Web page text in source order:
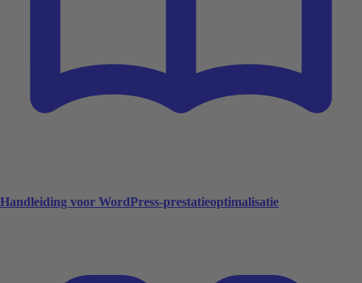
Handleiding voor WordPress-prestatieoptimalisatie